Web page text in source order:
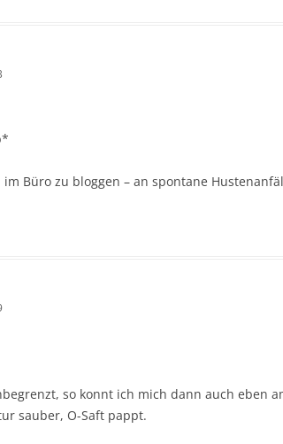
Büro zu bloggen – an spontane
so konnt ich mich dann auch eben
sauber, O-Saft pappt.